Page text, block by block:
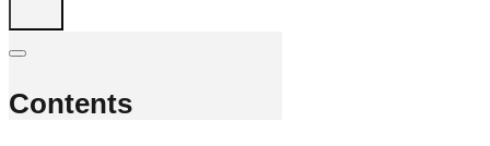
Contents